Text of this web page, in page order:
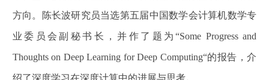
方向。陈长波研究员当选第五届中国数学会计算机数学专
业委员会副秘书长，并作了题为“Some Progress and
Thoughts on Deep Learning for Deep Computing“的报告，介
绍了深度学习在深度计算中的进展与思考。